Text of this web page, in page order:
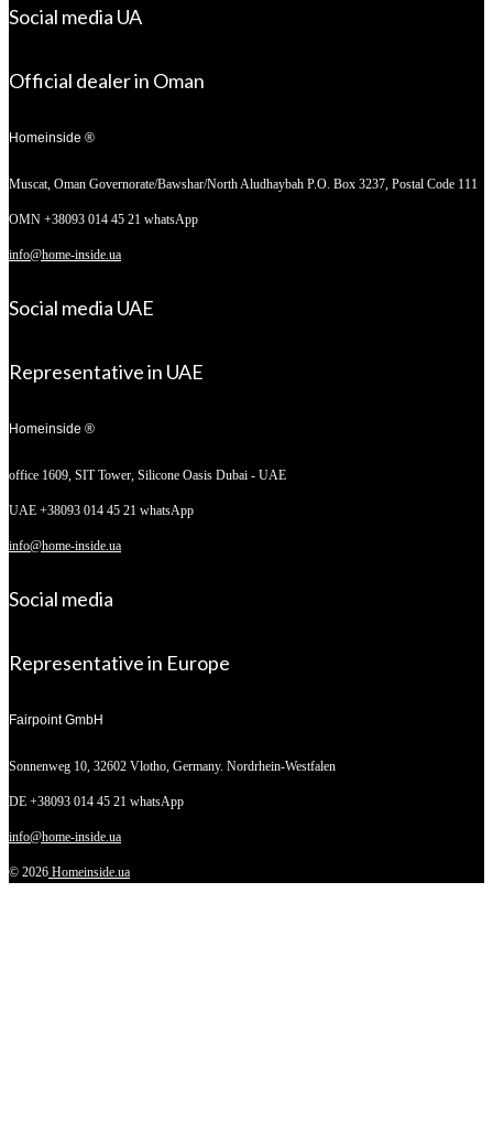
Social media UA
Official dealer in Oman
Homeinside ®
Muscat, Oman Governorate/Bawshar/North Aludhaybah P.O. Box 3237, Postal Code 111
OMN +38093 014 45 21 whatsApp
info@home-inside.ua
Social media UAE
Representative in UAE
Homeinside ®
office 1609, SIT Tower, Silicone Oasis Dubai - UAE
UAE +38093 014 45 21 whatsApp
info@home-inside.ua
Social media
Representative in Europe
Fairpoint GmbH
Sonnenweg 10, 32602 Vlotho, Germany. Nordrhein-Westfalen
DE +38093 014 45 21 whatsApp
info@home-inside.ua
© 2026 Homeinside.ua